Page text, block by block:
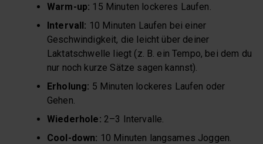
Warm-up: 15 Minuten lockeres Laufen.
Intervall: 10 Minuten Laufen bei einer
Geschwindigkeit, die leicht über deiner
Laktatschwelle liegt (z. B. ein Tempo, bei dem du
nur noch kurze Sätze sagen kannst).
Erholung: 5 Minuten lockeres Laufen oder
Gehen.
Wiederhole: 2–3 Intervalle.
Cool-down: 10 Minuten langsames Joggen.